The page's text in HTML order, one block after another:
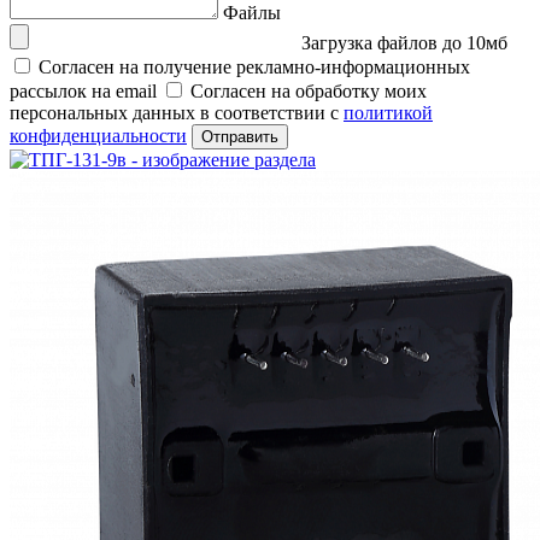
Файлы
Загрузка файлов до 10мб
Согласен на получение рекламно-информационных
рассылок на email
Согласен на обработку моих
персональных данных в соответствии с политикой
конфиденциальности
Отправить